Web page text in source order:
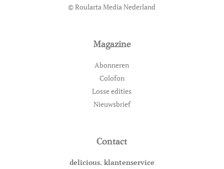
© Roularta Media Nederland
Magazine
Abonneren
Colofon
Losse edities
Nieuwsbrief
Contact
delicious. klantenservice